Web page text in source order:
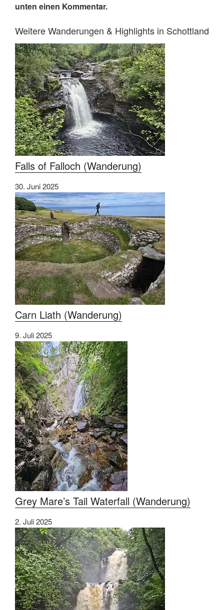
unten einen Kommentar.
Weitere Wanderungen & Highlights in Schottland
Falls of Falloch (Wanderung)
30. Juni 2025
Carn Liath (Wanderung)
9. Juli 2025
Grey Mare’s Tail Waterfall (Wanderung)
2. Juli 2025